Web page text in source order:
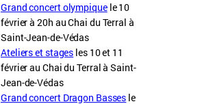
Grand concert olympiquele 10
février à 20h au Chai du Terral à
Saint-Jean-de-Védas
Ateliers et stages les 10 et 11
février au Chai du Terral à Saint-
Jean-de-Védas
Grand concert Dragon Basses le